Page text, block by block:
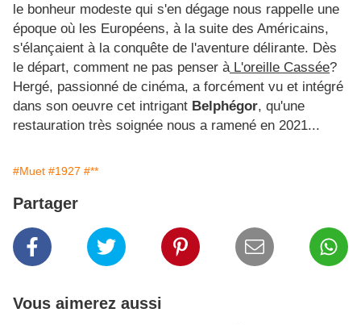
le bonheur modeste qui s'en dégage nous rappelle une
époque où les Européens, à la suite des Américains,
s'élançaient à la conquête de l'aventure délirante. Dès
le départ, comment ne pas penser àL'oreille Cassée?
Hergé, passionné de cinéma, a forcément vu et intégré
dans son oeuvre cet intrigant Belphégor, qu'une
restauration très soignée nous a ramené en 2021...
#Muet #1927 #**
Partager
Vous aimerez aussi